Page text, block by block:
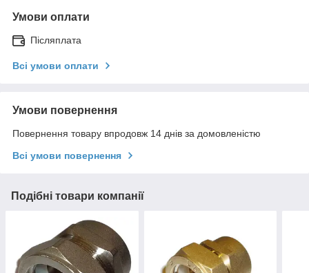
Умови оплати
Післяплата
Всі умови оплати
Умови повернення
Повернення товару впродовж 14 днів за домовленістю
Всі умови повернення
Подібні товари компанії